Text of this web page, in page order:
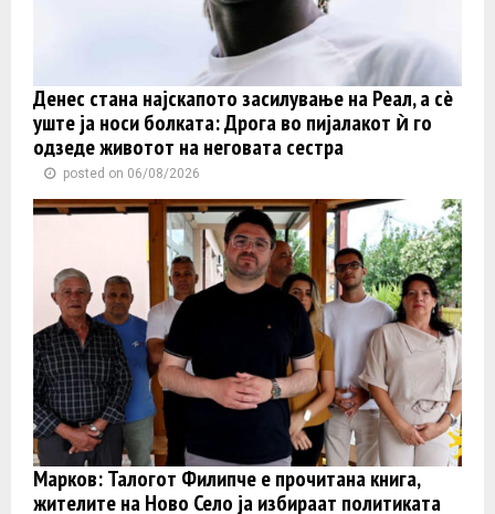
Денес стана најскапото засилување на Реал, а сè
уште ја носи болката: Дрога во пијалакот ѝ го
одзеде животот на неговата сестра
posted on 06/08/2026
Марков: Талогот Филипче е прочитана книга,
жителите на Ново Село ја избираат политиката